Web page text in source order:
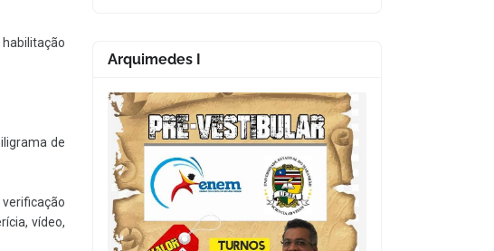
habilitação
de
vídeo,
Arquimedes I